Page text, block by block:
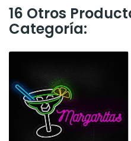
16 Otros
Categoría: